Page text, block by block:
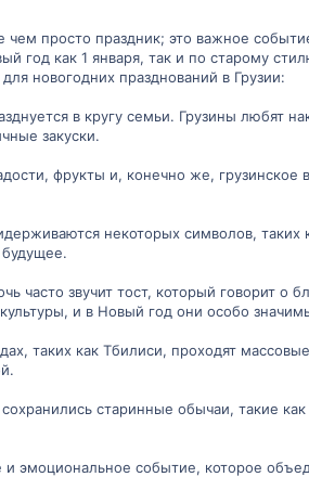
чем просто праздник; это важное
как 1 января, так и по старому
новогодних празднований в Грузии:
в кругу семьи. Грузины любят
закуски.
фрукты и, конечно же,
некоторых символов, таких
часто звучит тост, который говорит о
и в Новый год они особо
таких как Тбилиси, проходят
старинные обычаи, такие
эмоциональное событие, которое